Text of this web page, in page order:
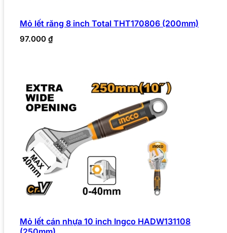
Mỏ lết răng 8 inch Total THT170806 (200mm)
97.000 ₫
Mỏ lết cán nhựa 10 inch Ingco HADW131108